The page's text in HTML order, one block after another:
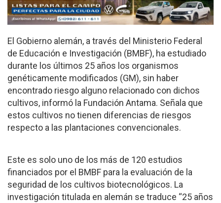
El Gobierno alemán, a través del Ministerio Federal
de Educación e Investigación (BMBF), ha estudiado
durante los últimos 25 años los organismos
genéticamente modificados (GM), sin haber
encontrado riesgo alguno relacionado con dichos
cultivos, informó la Fundación Antama. Señala que
estos cultivos no tienen diferencias de riesgos
respecto a las plantaciones convencionales.
Este es solo uno de los más de 120 estudios
financiados por el BMBF para la evaluación de la
seguridad de los cultivos biotecnológicos. La
investigación titulada en alemán se traduce “25 años